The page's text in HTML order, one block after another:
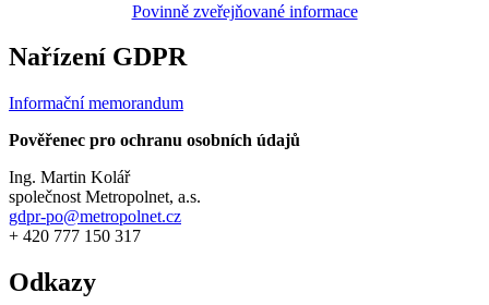
Povinně zveřejňované informace
Nařízení GDPR
Informační memorandum
Pověřenec pro ochranu osobních údajů
Ing. Martin Kolář
společnost Metropolnet, a.s.
gdpr-po@metropolnet.cz
+ 420 777 150 317
Odkazy